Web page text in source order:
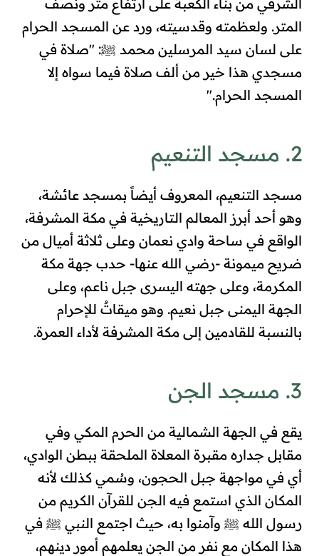
الشرقي من بناء الكعبة على ارتفاع متر ونصف
المتر. ولعظمته وقدسيته، ورد عن المسجد الحرام
على لسان سيد المرسلين محمد ﷺ: "صلاة في
مسجدي هذا خير من ألف صلاة فيما سواه إلا
المسجد الحرام".
2. مسجد التنعيم
مسجد التنعيم، المعروف أيضاً بمسجد عائشة،
وهو أحد أبرز المعالم التاريخية في مكة المشرفة،
الواقع في ساحة وادي نعمان وعلى ثلاثة أميال من
ضريح ميمونة -رضي الله عنها- حدب جهة مكة
المكرمة، وعلى جهته اليسرى جبل ناعم، وعلى
الجهة اليمنى جبل نعيم. وهو ميقاتٌ للإحرام
بالنسبة للقادمين إلى مكة المشرفة لأداء العمرة.
3. مسجد الجن
يقع في الجهة الشمالية من الحرم المكي وفي
مقابل جداره مقبرة المعلاة الملحقة ببطن الوادي،
أي في مواجهة جبل الحجون، وسُمي كذلك لأنه
المكان الذي استمع فيه الجن للقرآن الكريم من
رسول الله ﷺ وآمنوا به، حيث اجتمع النبي ﷺ في
هذا المكان مع نفر من الجن يعلمهم أمور دينهم،